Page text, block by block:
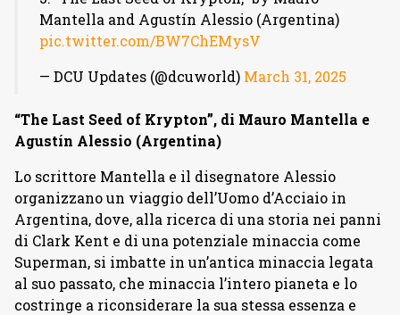
Mantella and Agustín Alessio (Argentina)
pic.twitter.com/BW7ChEMysV
— DCU Updates (@dcuworld) March 31, 2025
“The Last Seed of Krypton”, di Mauro Mantella e
Agustín Alessio (Argentina)
Lo scrittore Mantella e il disegnatore Alessio
organizzano un viaggio dell’Uomo d’Acciaio in
Argentina, dove, alla ricerca di una storia nei panni
di Clark Kent e di una potenziale minaccia come
Superman, si imbatte in un’antica minaccia legata
al suo passato, che minaccia l’intero pianeta e lo
costringe a riconsiderare la sua stessa essenza e